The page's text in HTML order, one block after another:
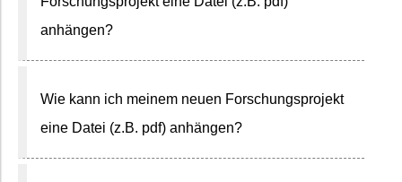
anhängen?
Wie kann ich meinem neuen Forschungsprojekt
eine Datei (z.B. pdf) anhängen?